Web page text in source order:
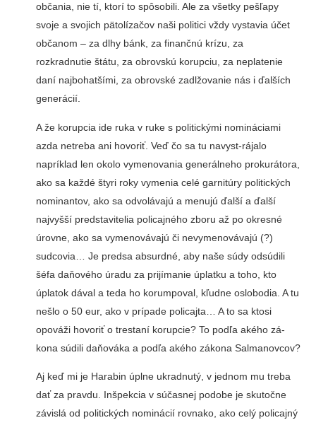
občania, nie tí, kto­rí to spôsobili. Ale za všetky pešľapy
svoje a svojich päto­lízačov naši politici vždy vy­stavia účet
občanom – za dlhy bánk, za finančnú krízu, za
rozkradnutie štátu, za obrov­skú korupciu, za neplatenie
daní najbohatšími, za obrov­ské zadlžovanie nás i ďalších
generácií.
A že korupcia ide ruka v ruke s politickými nomi­náciami
azda netreba ani hovoriť. Veď čo sa tu navyst-rájalo
napríklad len okolo vy­menovania generálneho pro­kurátora,
ako sa každé štyri roky vymenia celé garnitúry politických
nominantov, ako sa odvolávajú a menujú ďal­ší a ďalší
najvyšší predstavi­telia policajného zboru až po okresné
úrovne, ako sa vyme­novávajú či nevymenovávajú (?)
sudcovia… Je predsa ab­surdné, aby naše súdy odsú­dili
šéfa daňového úradu za prijímanie úplatku a toho, kto
úplatok dával a teda ho ko­rumpoval, kľudne oslobodia. A tu
nešlo o 50 eur, ako v prí­pade policajta… A to sa kto­si
opováži hovoriť o trestaní korupcie? To podľa akého zá­
kona súdili daňováka a podľa akého zákona Salmanovcov?
Aj keď mi je Harabin úpl­ne ukradnutý, v jednom mu treba
dať za pravdu. Inšpek­cia v súčasnej podobe je sku­točne
závislá od politických nominácií rovnako, ako celý policajný